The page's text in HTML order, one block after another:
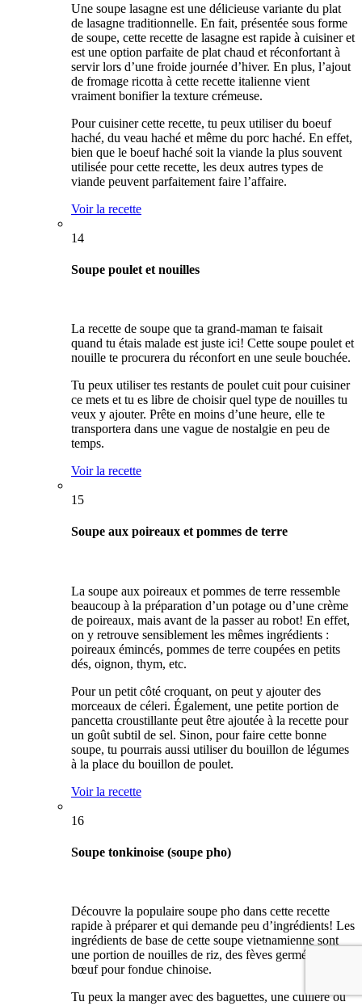
Une soupe lasagne est une délicieuse variante du plat
de lasagne traditionnelle. En fait, présentée sous forme
de soupe, cette recette de lasagne est rapide à cuisiner et
est une option parfaite de plat chaud et réconfortant à
servir lors d’une froide journée d’hiver. En plus, l’ajout
de fromage ricotta à cette recette italienne vient
vraiment bonifier la texture crémeuse.
Pour cuisiner cette recette, tu peux utiliser du boeuf
haché, du veau haché et même du porc haché. En effet,
bien que le boeuf haché soit la viande la plus souvent
utilisée pour cette recette, les deux autres types de
viande peuvent parfaitement faire l’affaire.
Voir la recette
14
Soupe poulet et nouilles
La recette de soupe que ta grand-maman te faisait
quand tu étais malade est juste ici! Cette soupe poulet et
nouille te procurera du réconfort en une seule bouchée.
Tu peux utiliser tes restants de poulet cuit pour cuisiner
ce mets et tu es libre de choisir quel type de nouilles tu
veux y ajouter. Prête en moins d’une heure, elle te
transportera dans une vague de nostalgie en peu de
temps.
Voir la recette
15
Soupe aux poireaux et pommes de terre
La soupe aux poireaux et pommes de terre ressemble
beaucoup à la préparation d’un potage ou d’une crème
de poireaux, mais avant de la passer au robot! En effet,
on y retrouve sensiblement les mêmes ingrédients :
poireaux émincés, pommes de terre coupées en petits
dés, oignon, thym, etc.
Pour un petit côté croquant, on peut y ajouter des
morceaux de céleri. Également, une petite portion de
pancetta croustillante peut être ajoutée à la recette pour
un goût subtil de sel. Sinon, pour faire cette bonne
soupe, tu pourrais aussi utiliser du bouillon de légumes
à la place du bouillon de poulet.
Voir la recette
16
Soupe tonkinoise (soupe pho)
Découvre la populaire soupe pho dans cette recette
rapide à préparer et qui demande peu d’ingrédients! Les
ingrédients de base de cette soupe vietnamienne sont
une portion de nouilles de riz, des fèves germées et du
bœuf pour fondue chinoise.
Tu peux la manger avec des baguettes, une cuillère ou